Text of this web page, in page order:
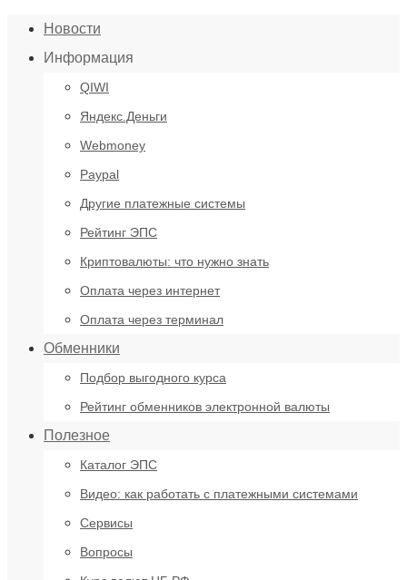
Новости
Информация
QIWI
Яндекс.Деньги
Webmoney
Paypal
Другие платежные системы
Рейтинг ЭПС
Криптовалюты: что нужно знать
Оплата через интернет
Оплата через терминал
Обменники
Подбор выгодного курса
Рейтинг обменников электронной валюты
Полезное
Каталог ЭПС
Видео: как работать с платежными системами
Сервисы
Вопросы